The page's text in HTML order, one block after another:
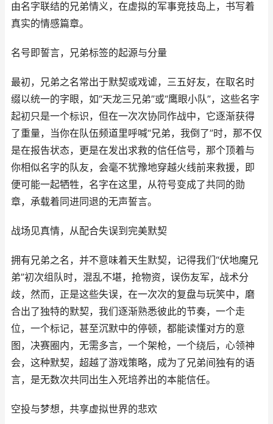
由名字联结的兄弟情义，在虚拟的军事竞技岛上，书写着
真实的情感篇章。
名号即誓言，兄弟标签的起源与分量
最初，兄弟之名常出于默契或戏谑，三五好友，在取名时
缀以统一的字眼，如“天龙三兄弟”或“鹰眼小队”，这些名字
起初只是一个标识，但在一次次协同作战中，它逐渐获得
了重量，当你在队伍频道里呼喊“兄弟，我倒了”时，那不仅
是在报告状态，更是在发出求救的信任信号，那个顶着与
你相似名字的队友，会毫不犹豫地穿越火线前来救援，即
便可能一起牺牲，名字在这里，从符号变成了共同的勋
章，承载着同进同退的无声誓言。
战场见真情，从配合失误到完美默契
拥有兄弟之名，并不意味着天生默契，记得我们“伏地魔兄
弟”初次组队时，混乱不堪，抢物资，误伤友军，战术分
歧，然而，正是这些失误，在一次次的复盘与玩笑中，磨
合出了独特的默契，我们逐渐熟悉彼此的节奏，一个走
位，一个标记，甚至沉默中的停顿，都能读懂对方的意
图，决赛圈内，无需多言，一个架枪，一个绕后，心领神
会，这种默契，超越了游戏策略，成为了兄弟间独有的语
言，是无数次共同出生入死培养出的本能信任。
空投与梦想，共享虚拟世界的悲欢